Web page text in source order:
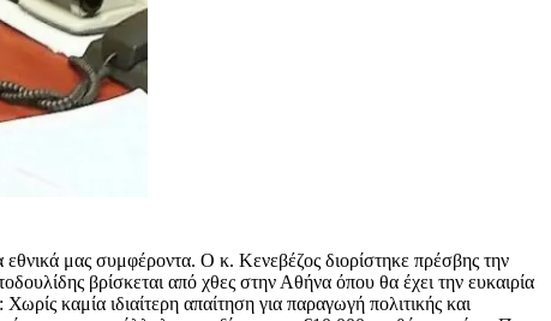
μας συμφέροντα. Ο κ. Κενεβέζος διορίστηκε πρέσβης την
βρίσκεται από χθες στην Αθήνα όπου θα έχει την ευκαιρία
καμία ιδιαίτερη απαίτηση για παραγωγή πολιτικής και